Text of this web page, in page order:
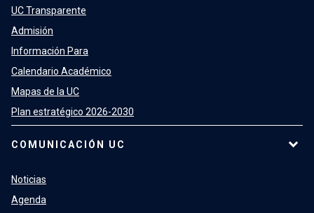
UC Transparente
Admisión
Información Para
Calendario Académico
Mapas de la UC
Plan estratégico 2026-2030
COMUNICACIÓN UC
Noticias
Agenda